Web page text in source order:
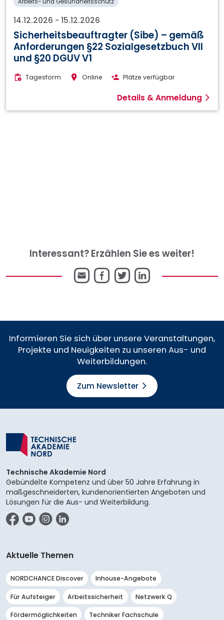
14.12.2026 -15.12.2026
Sicherheitsbeauftragter (Sibe) – gemäß
Anforderungen §22 Sozialgesetzbuch VII
und §20 DGUV V1
Tagesform Online Plätze verfügbar
Details & Anmeldung
Interessant? Erzählen Sie es weiter!
E-Facebook
Twitter
LinkedIn
Informieren Sie sich über unsere Veranstaltungen,
Projekte und Neuigkeiten zu unseren Aus- und
Weiterbildungen.
Zum Newsletter
Technische Akademie Nord
Gebündelte Kompetenz und über 50 Jahre Erfahrung in
maßgeschneiderten, kundenorientierten Angeboten und
Lösungen für die Aus- und Weiterbildung.
Aktuelle Themen
NORDCHANCE Discover Inhouse-Angebote
Für Aufsteiger Arbeitssicherheit Netzwerk Q
Fördermöglichkeiten Techniker Fachschule